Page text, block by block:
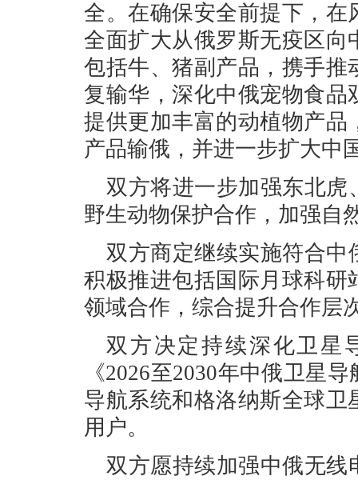
全。在确保安全前提下，
全面扩大从俄罗斯无疫区
包括牛、猪副产品，携手
复输华，深化中俄宠物食
提供更加丰富的动植物产
产品输俄，并进一步扩大中
双方将进一步加强东北虎
野生动物保护合作，加强自
双方商定继续实施符合中
积极推进包括国际月球科
领域合作，综合提升合作层
双方决定持续深化卫星
《2026至2030年中俄卫星
导航系统和格洛纳斯全球
用户。
双方愿持续加强中俄无线